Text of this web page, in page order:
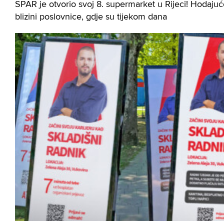
SPAR je otvorio svoj 8. supermarket u Rijeci!
blizini poslovnice, gdje su tijekom dana